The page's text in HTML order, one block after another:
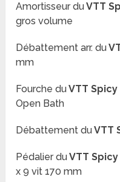
Amortisseur duVTT
gros volume
Débattement arr. du
mm
Fourche duVTT Spicy
Open Bath
Débattement duVTT
Pédalier duVTT
x 9 vit 170 mm